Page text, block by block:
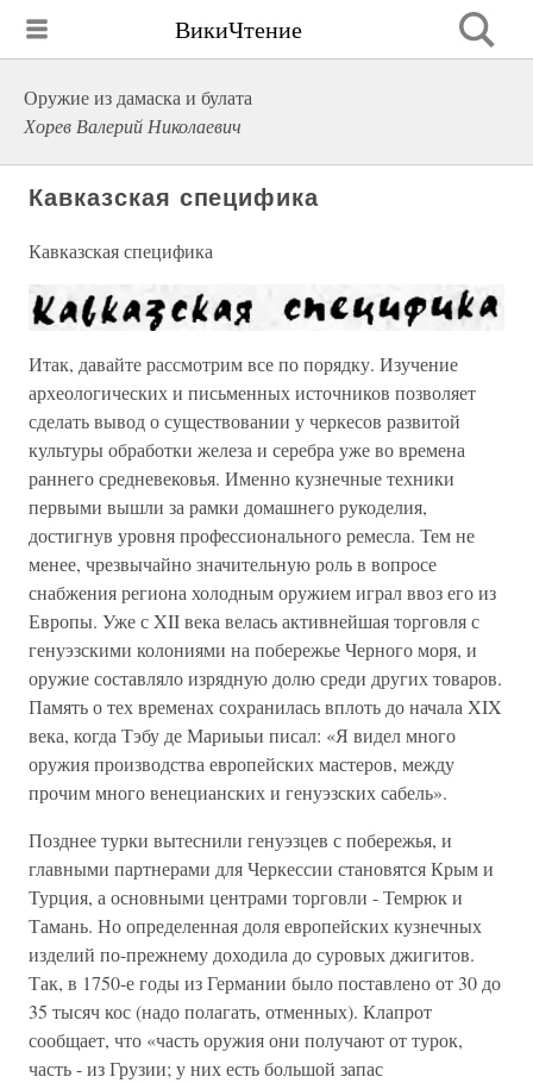
ВикиЧтение
Оружие из дамаска и булата
Хорев Валерий Николаевич
Кавказская специфика
Кавказская специфика
Итак, давайте рассмотрим все по порядку. Изучение
археологических и письменных источников позволяет
сделать вывод о существовании у черкесов развитой
культуры обработки железа и серебра уже во времена
раннего средневековья. Именно кузнечные техники
первыми вышли за рамки домашнего рукоделия,
достигнув уровня профессионального ремесла. Тем не
менее, чрезвычайно значительную роль в вопросе
снабжения региона холодным оружием играл ввоз его из
Европы. Уже с XII века велась активнейшая торговля с
генуэзскими колониями на побережье Черного моря, и
оружие составляло изрядную долю среди других товаров.
Память о тех временах сохранилась вплоть до начала XIX
века, когда Тэбу де Мариыьи писал: «Я видел много
оружия производства европейских мастеров, между
прочим много венецианских и генуэзских сабель».
Позднее турки вытеснили генуэзцев с побережья, и
главными партнерами для Черкессии становятся Крым и
Турция, а основными центрами торговли - Темрюк и
Тамань. Но определенная доля европейских кузнечных
изделий по-прежнему доходила до суровых джигитов.
Так, в 1750-е годы из Германии было поставлено от 30 до
35 тысяч кос (надо полагать, отменных). Клапрот
сообщает, что «часть оружия они получают от турок,
часть - из Грузии; у них есть большой запас